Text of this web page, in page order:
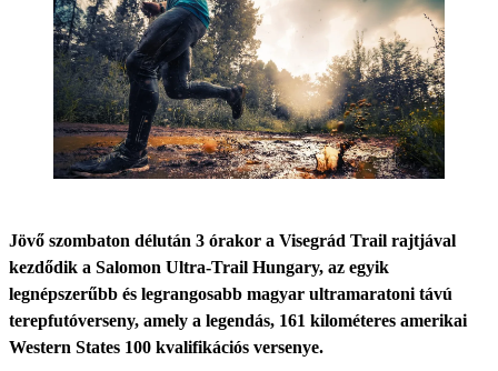
Jövő szombaton délután 3 órakor a Visegrád Trail rajtjával
kezdődik a Salomon Ultra-Trail Hungary, az egyik
legnépszerűbb és legrangosabb magyar ultramaratoni távú
terepfutóverseny, amely a legendás, 161 kilométeres amerikai
Western States 100 kvalifikációs versenye.